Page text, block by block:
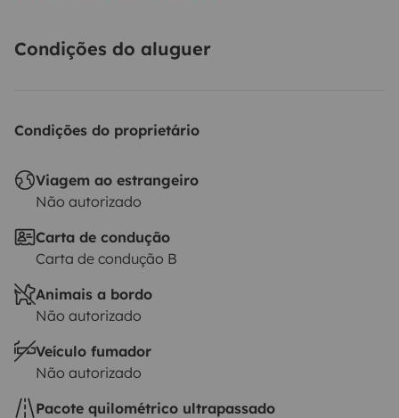
Condições do aluguer
Condições do proprietário
Viagem ao estrangeiro
Não autorizado
Carta de condução
Carta de condução B
Animais a bordo
Não autorizado
Veículo fumador
Não autorizado
Pacote quilométrico ultrapassado